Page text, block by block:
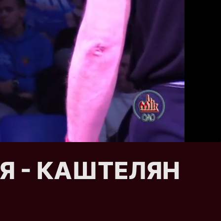
- КАШТЕЛЯН